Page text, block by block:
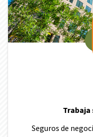
Trabaja
Seguros de